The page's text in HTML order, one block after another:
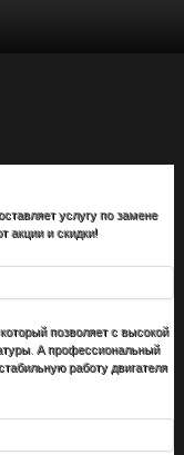
услугу по замене
акции и скидки!
позволяет с высокой
А профессиональный
работу двигателя